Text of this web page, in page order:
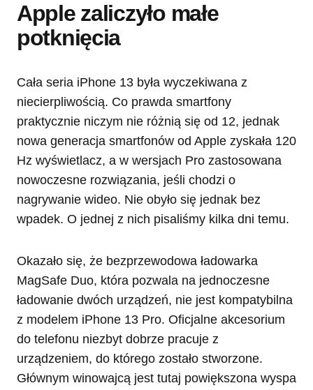
Apple zaliczyło małe
potknięcia
Cała seria iPhone 13 była wyczekiwana z
niecierpliwością. Co prawda smartfony
praktycznie niczym nie różnią się od 12, jednak
nowa generacja smartfonów od Apple zyskała 120
Hz wyświetlacz, a w wersjach Pro zastosowana
nowoczesne rozwiązania, jeśli chodzi o
nagrywanie wideo. Nie obyło się jednak bez
wpadek. O jednej z nich pisaliśmy kilka dni temu.
Okazało się, że bezprzewodowa ładowarka
MagSafe Duo, która pozwala na jednoczesne
ładowanie dwóch urządzeń, nie jest kompatybilna
z modelem iPhone 13 Pro. Oficjalne akcesorium
do telefonu niezbyt dobrze pracuje z
urządzeniem, do którego zostało stworzone.
Głównym winowajcą jest tutaj powiększona wyspa